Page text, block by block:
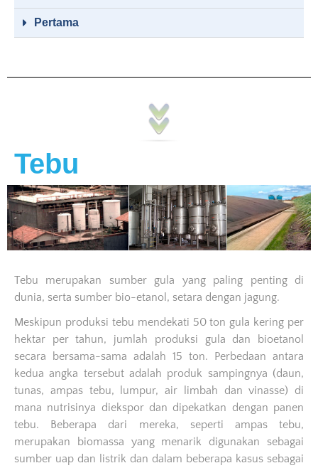
Pertama
Tebu
Tebu merupakan sumber gula yang paling penting di
dunia, serta sumber bio-etanol, setara dengan jagung.
Meskipun produksi tebu mendekati 50 ton gula kering per
hektar per tahun, jumlah produksi gula dan bioetanol
secara bersama-sama adalah 15 ton. Perbedaan antara
kedua angka tersebut adalah produk sampingnya (daun,
tunas, ampas tebu, lumpur, air limbah dan vinasse) di
mana nutrisinya diekspor dan dipekatkan dengan panen
tebu. Beberapa dari mereka, seperti ampas tebu,
merupakan biomassa yang menarik digunakan sebagai
sumber uap dan listrik dan dalam beberapa kasus sebagai